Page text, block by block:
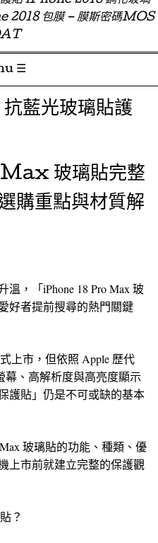
包膜 – 膜斯密碼MOS
☰
抗藍光玻璃貼護
玻璃貼完整
購重點與材質解
，「iPhone 18 Pro Max 玻
好者提前搜尋的熱門關鍵
上市，但依照 Apple 歷代
幕、高解析度與高亮度顯示
護貼」仍是不可或缺的基本
玻璃貼的功能、種類、優
上市前就建立完整的保護觀
？